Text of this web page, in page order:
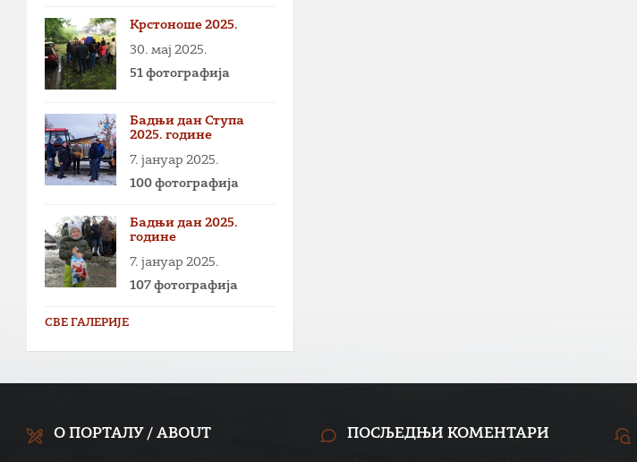
Крстоноше 2025.
30. мај 2025.
51 фотографија
Бадњи дан Ступа
2025. године
7. јануар 2025.
100 фотографија
Бадњи дан 2025.
године
7. јануар 2025.
107 фотографија
СВЕ ГАЛЕРИЈЕ
О ПОРТАЛУ / ABOUT ПОСЉЕДЊИ КОМЕНТАРИ